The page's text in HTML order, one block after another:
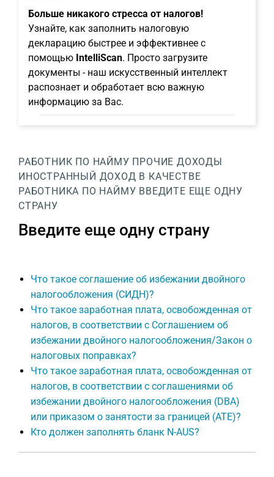
Больше никакого стресса от налогов!
Узнайте, как заполнить налоговую
декларацию быстрее и эффективнее с
помощью IntelliScan. Просто загрузите
документы - наш искусственный интеллект
распознает и обработает всю важную
информацию за Вас.
РАБОТНИК ПО НАЙМУ ПРОЧИЕ ДОХОДЫ
ИНОСТРАННЫЙ ДОХОД В КАЧЕСТВЕ
РАБОТНИКА ПО НАЙМУ ВВЕДИТЕ ЕЩЕ ОДНУ
СТРАНУ
Введите еще одну страну
Что такое соглашение об избежании двойного
налогообложения (СИДН)?
Что такое заработная плата, освобожденная от
налогов, в соответствии с Соглашением об
избежании двойного налогообложения/Закон о
налоговых поправках?
Что такое заработная плата, освобожденная от
налогов, в соответствии с соглашениями об
избежании двойного налогообложения (DBA)
или приказом о занятости за границей (ATE)?
Кто должен заполнять бланк N-AUS?